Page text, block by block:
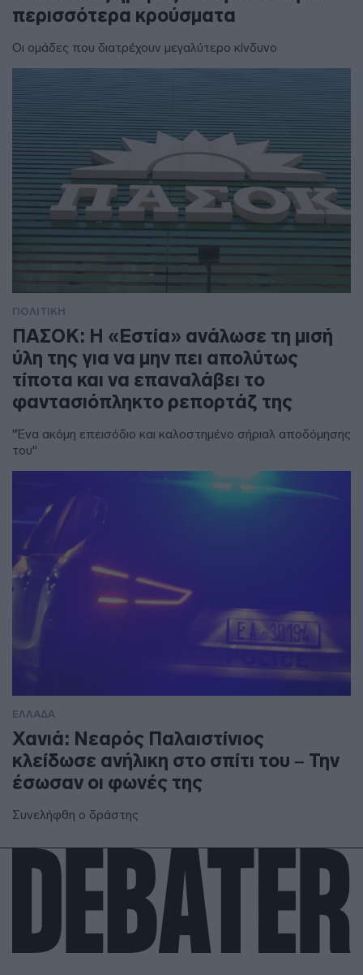
περισσότερα κρούσματα
Οι ομάδες που διατρέχουν μεγαλύτερο κίνδυνο
ΠΟΛΙΤΙΚΗ
ΠΑΣΟΚ: Η «Εστία» ανάλωσε τη μισή
ύλη της για να μην πει απολύτως
τίποτα και να επαναλάβει το
φαντασιόπληκτο ρεπορτάζ της
"Ένα ακόμη επεισόδιο και καλοστημένο σήριαλ αποδόμησης
του"
ΕΛΛΑΔΑ
Χανιά: Νεαρός Παλαιστίνιος
κλείδωσε ανήλικη στο σπίτι του – Την
έσωσαν οι φωνές της
Συνελήφθη ο δράστης